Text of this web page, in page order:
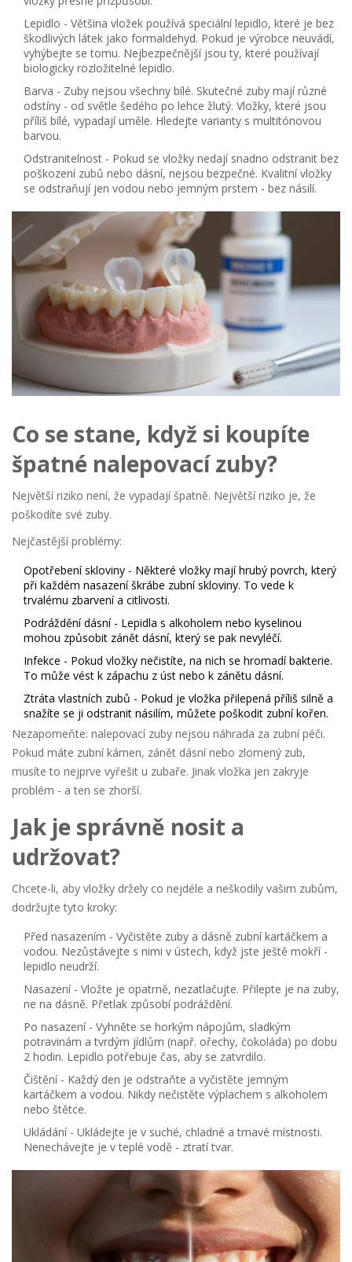
Lepidlo - Většina vložek používá speciální lepidlo, které je bez
škodlivých látek jako formaldehyd. Pokud je výrobce neuvádí,
vyhýbejte se tomu. Nejbezpečnější jsou ty, které používají
biologicky rozložitelné lepidlo.
Barva - Zuby nejsou všechny bílé. Skutečné zuby mají různé
odstíny - od světle šedého po lehce žlutý. Vložky, které jsou
příliš bílé, vypadají uměle. Hledejte varianty s multitónovou
barvou.
Odstranitelnost - Pokud se vložky nedají snadno odstranit bez
poškození zubů nebo dásní, nejsou bezpečné. Kvalitní vložky
se odstraňují jen vodou nebo jemným prstem - bez násilí.
Co se stane, když si koupíte
špatné nalepovací zuby?
Největší riziko není, že vypadají špatně. Největší riziko je, že
poškodíte své zuby.
Nejčastější problémy:
Opotřebení skloviny - Některé vložky mají hrubý povrch, který
při každém nasazení škrábe zubní skloviny. To vede k
trvalému zbarvení a citlivosti.
Podráždění dásní- Lepidla s alkoholem nebo kyselinou
mohou způsobit zánět dásní, který se pak nevyléčí.
Infekce - Pokud vložky nečistíte, na nich se hromadí bakterie.
To může vést k zápachu z úst nebo k zánětu dásní.
Ztráta vlastních zubů - Pokud je vložka přilepená příliš silně a
snažíte se ji odstranit násilím, můžete poškodit zubní kořen.
Nezapomeňte: nalepovací zuby nejsou náhrada za zubní péči.
Pokud máte zubní kámen, zánět dásní nebo zlomený zub,
musíte to nejprve vyřešit u zubaře. Jinak vložka jen zakryje
problém - a ten se zhorší.
Jak je správně nosit a
udržovat?
Chcete-li, aby vložky držely co nejdéle a neškodily vašim zubům,
dodržujte tyto kroky:
Před nasazením - Vyčistěte zuby a dásně zubní kartáčkem a
vodou. Nezůstávejte s nimi v ústech, když jste ještě mokří -
lepidlo neudrží.
Nasazení- Vložte je opatrně, nezatlačujte. Přilepte je na zuby,
ne na dásně. Přetlak způsobí podráždění.
Po nasazení- Vyhněte se horkým nápojům, sladkým
potravinám a tvrdým jídlům (např. ořechy, čokoláda) po dobu
2 hodin. Lepidlo potřebuje čas, aby se zatvrdilo.
Čištění- Každý den je odstraňte a vyčistěte jemným
kartáčkem a vodou. Nikdy nečistěte výplachem s alkoholem
nebo štětce.
Ukládání- Ukládejte je v suché, chladné a tmavé místnosti.
Nenechávejte je v teplé vodě - ztratí tvar.